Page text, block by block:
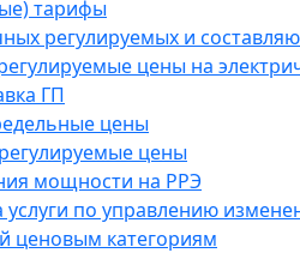
тарифы
регулируемых и
цены на
ГП
цены
цены
мощности на РРЭ
услуги по управлению
ценовым категориям